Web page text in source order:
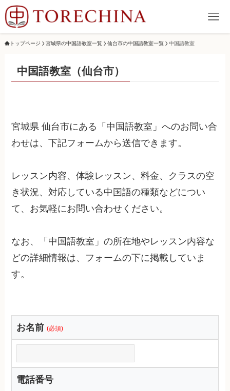
トップページ 宮城県の中国語教室一覧 仙台市の中国語教室一覧 中国語教室
中国語教室（仙台市）
宮城県 仙台市にある「中国語教室」へのお問い合
わせは、下記フォームから送信できます。
レッスン内容、体験レッスン、料金、クラスの空
き状況、対応している中国語の種類などについ
て、お気軽にお問い合わせください。
なお、「中国語教室」の所在地やレッスン内容な
どの詳細情報は、フォームの下に掲載していま
す。
お名前 (必須)
電話番号